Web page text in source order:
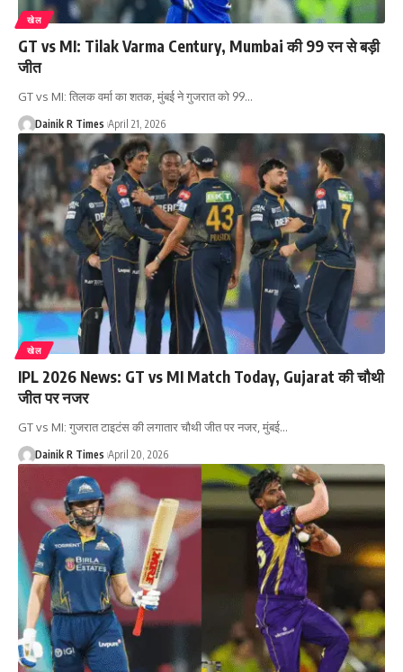
खेल
GT vs MI: Tilak Varma Century, Mumbai की 99 रन से बड़ी
जीत
GT vs MI: तिलक वर्मा का शतक, मुंबई ने गुजरात को 99…
Dainik R Times April 21, 2026
खेल
IPL 2026 News: GT vs MI Match Today, Gujarat की चौथी
जीत पर नजर
GT vs MI: गुजरात टाइटंस की लगातार चौथी जीत पर नजर, मुंबई…
Dainik R Times April 20, 2026